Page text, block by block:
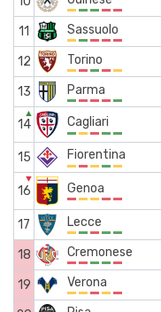
11
Sassuolo
12
Torino
13
Parma
14
▲
Cagliari
15 Fiorentina
16
▼
Genoa
17 Lecce
18
Cremonese
19
Verona